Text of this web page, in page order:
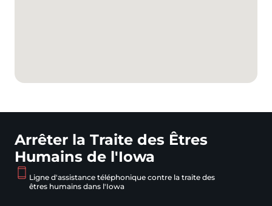
Arrêter la Traite des Êtres
Humains de l'Iowa
Ligne d'assistance téléphonique contre la traite des
êtres humains dans l'Iowa